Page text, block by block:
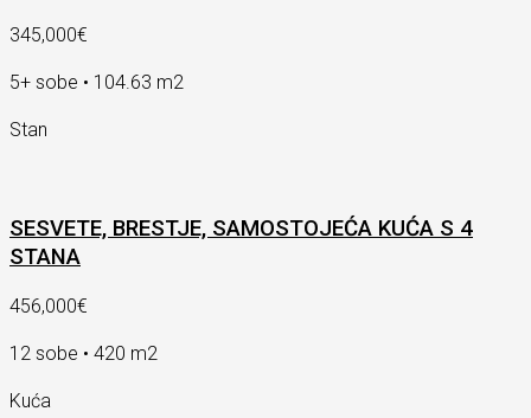
345,000€
5+ sobe • 104.63 m2
Stan
SESVETE, BRESTJE, SAMOSTOJEĆA KUĆA S 4
STANA
456,000€
12 sobe • 420 m2
Kuća